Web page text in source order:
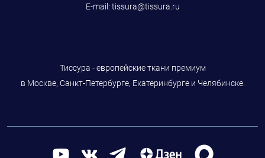
E-mail: tissura@tissura.ru
Тиссура - европейские ткани премиум
в Москве, Санкт-Петербурге, Екатеринбурге и Челябинске.